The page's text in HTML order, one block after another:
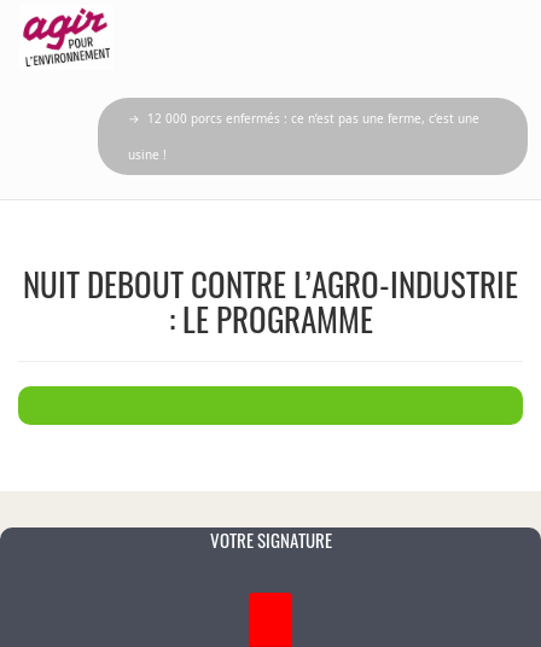
→ 12 000 porcs enfermés : ce n’est pas une ferme, c’est une
usine !
NUIT DEBOUT CONTRE L’AGRO-INDUSTRIE
: LE PROGRAMME
VOTRE SIGNATURE